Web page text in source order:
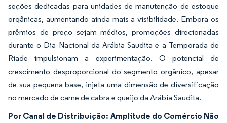
seções dedicadas para unidades de manutenção de estoque
orgânicas, aumentando ainda mais a visibilidade. Embora os
prêmios de preço sejam médios, promoções direcionadas
durante o Dia Nacional da Arábia Saudita e a Temporada de
Riade impulsionam a experimentação. O potencial de
crescimento desproporcional do segmento orgânico, apesar
de sua pequena base, injeta uma dimensão de diversificação
no mercado de carne de cabra e queijo da Arábia Saudita.
Por Canal de Distribuição: Amplitude do Comércio Não